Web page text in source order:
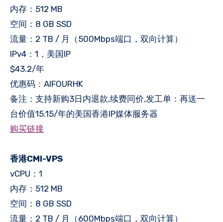
内存：512 MB
空间：8 GB SSD
流量：2 TB / 月（500Mbps端口，双向计算）
IPv4：1，美国IP
$43.2/年
优惠码：AIFOURHK
备注：支持新购3日内退款,续费同价,发工单：再送一
台价值15.15/年的美国香港IP媒体服务器
购买链接
香港CMI-VPS
vCPU：1
内存：512 MB
空间：8 GB SSD
流量：2 TB / 月（600Mbps端口，双向计算）